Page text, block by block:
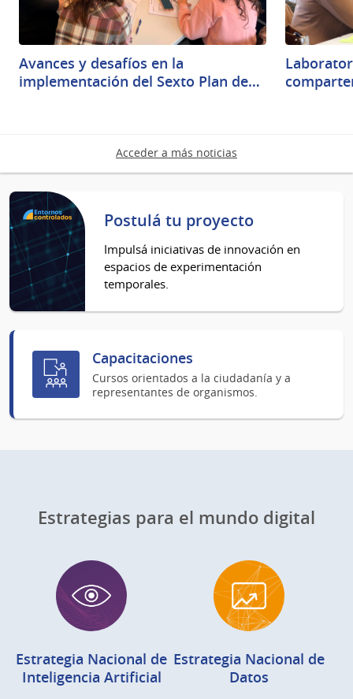
Avances y desafíos en la
implementación del Sexto Plan de…
Acceder a más noticias
Postulá tu proyecto
Impulsá iniciativas de innovación en
espacios de experimentación
temporales.
Capacitaciones
Cursos orientados a la ciudadanía y a
representantes de organismos.
Estrategias para el mundo digital
Estrategia Nacional de
Inteligencia Artificial
Estrategia Nacional de
Datos